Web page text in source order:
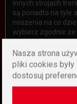
innych strojach
są ponadto na tyle
noszenia na co
wybierz zgodnie
zawiedziesz.
Nasza strona
pliki cookies
dostosuj